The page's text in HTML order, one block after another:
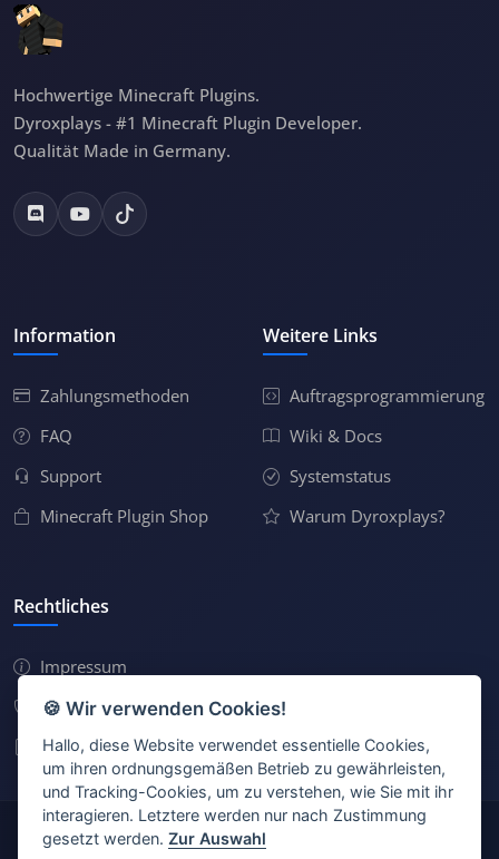
Hochwertige Minecraft Plugins.
Dyroxplays - #1 Minecraft Plugin Developer.
Qualität Made in Germany.
Information
Zahlungsmethoden
FAQ
Support
Minecraft Plugin Shop
Weitere Links
Auftragsprogrammierung
Wiki & Docs
Systemstatus
Warum Dyroxplays?
Rechtliches
Impressum
Datenschutz
AGB
🍪 Wir verwenden Cookies!
Hallo, diese Website verwendet essentielle Cookies,
um ihren ordnungsgemäßen Betrieb zu gewährleisten,
und Tracking-Cookies, um zu verstehen, wie Sie mit ihr
interagieren. Letztere werden nur nach Zustimmung
gesetzt werden.Zur Auswahl